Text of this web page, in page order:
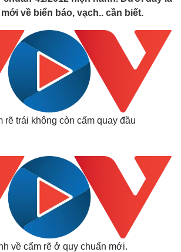
về biển báo, vạch.. cần biết.
rẽ trái không còn cấm quay đầu
về cấm rẽ ở quy chuẩn mới.